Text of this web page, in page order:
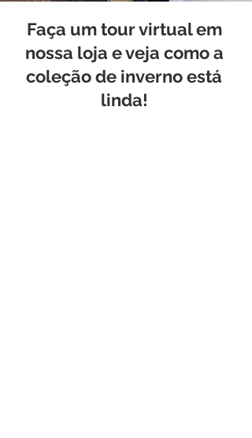
Faça um tour virtual em
nossa loja e veja como a
coleção de inverno está
linda!